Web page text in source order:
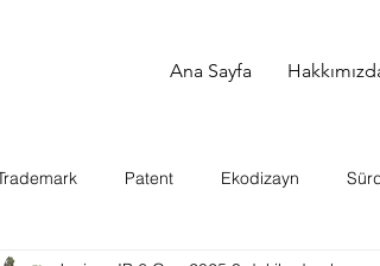
Ana Sayfa
Patent Ekodizayn